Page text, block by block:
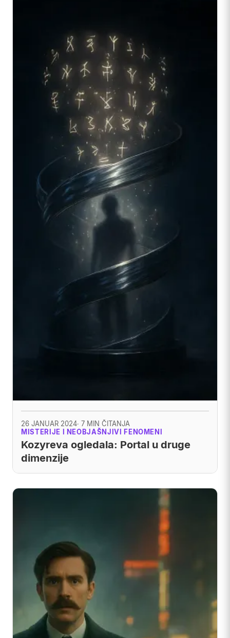
26 JANUAR 2024· 7 MIN ČITANJA
MISTERIJE I NEOBJAŠNJIVI FENOMENI
Kozyreva ogledala: Portal u druge
dimenzije